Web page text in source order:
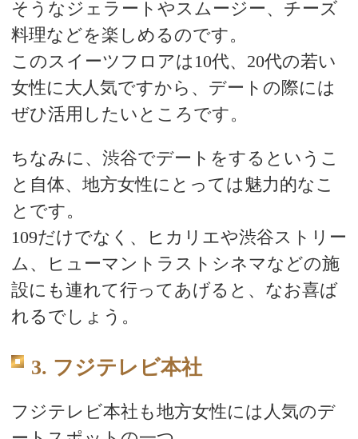
そうなジェラートやスムージー、チーズ
料理などを楽しめるのです。
このスイーツフロアは10代、20代の若い
女性に大人気ですから、デートの際には
ぜひ活用したいところです。
ちなみに、渋谷でデートをするというこ
と自体、地方女性にとっては魅力的なこ
とです。
109だけでなく、ヒカリエや渋谷ストリー
ム、ヒューマントラストシネマなどの施
設にも連れて行ってあげると、なお喜ば
れるでしょう。
3. フジテレビ本社
フジテレビ本社も地方女性には人気のデ